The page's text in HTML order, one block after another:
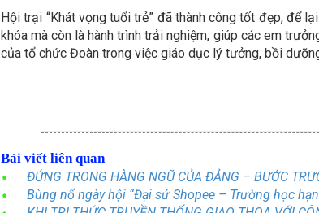
Hội trại “Khát vọng tuổi trẻ” đã thành công tốt đẹp, để
khóa mà còn là hành trình trải nghiệm, giúp các em
của tổ chức Đoàn trong việc giáo dục lý tưởng, bồi
Bài viết liên quan
ĐỨNG TRONG HÀNG NGŨ CỦA ĐẢNG – BƯỚC
Bùng nổ ngày hội “Đại sứ Shopee – Trường học